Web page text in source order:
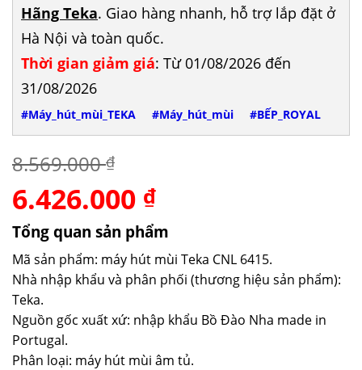
Hãng Teka. Giao hàng nhanh, hỗ trợ lắp đặt ở
Hà Nội và toàn quốc.
Thời gian giảm giá: Từ 01/08/2026 đến
31/08/2026
#Máy_hút_mùi_TEKA #Máy_hút_mùi #BẾP_ROYAL
8.569.000₫
Giá
gốc
là:
8.569.000 ₫.
6.426.000 ₫Giá
tại
là:
6.426.000 ₫.
Tổng quan sản phẩm
Mã sản phẩm: máy hút mùi Teka CNL 6415.
Nhà nhập khẩu và phân phối (thương hiệu sản phẩm):
Teka.
Nguồn gốc xuất xứ: nhập khẩu Bồ Đào Nha made in
Portugal.
Phân loại: máy hút mùi âm tủ.